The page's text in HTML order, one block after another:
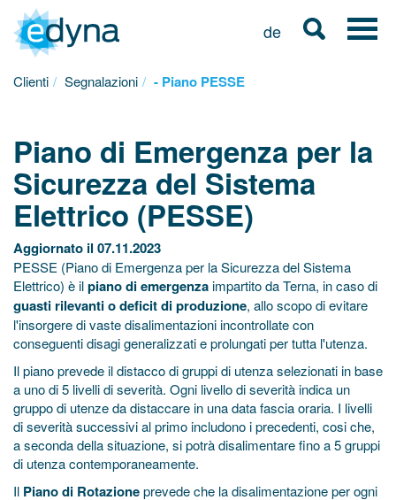
de
Clienti Segnalazioni - Piano PESSE
Piano di Emergenza per la
Sicurezza del Sistema
Elettrico (PESSE)
Aggiornato il 07.11.2023
PESSE (Piano di Emergenza per la Sicurezza del Sistema
Elettrico) è ilpiano di emergenzaimpartito da Terna, in caso di
guasti rilevanti o deficit di produzione, allo scopo di evitare
l'insorgere di vaste disalimentazioni incontrollate con
conseguenti disagi generalizzati e prolungati per tutta l'utenza.
Il piano prevede il distacco di gruppi di utenza selezionati in base
a uno di 5 livelli di severità. Ogni livello di severità indica un
gruppo di utenze da distaccare in una data fascia oraria. I livelli
di severità successivi al primo includono i precedenti, cosi che,
a seconda della situazione, si potrà disalimentare fino a 5 gruppi
di utenza contemporaneamente.
Il Piano di Rotazioneprevede che la disalimentazione per ogni